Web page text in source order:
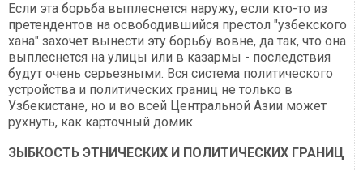
Если эта борьба выплеснется наружу, если кто-то из
претендентов на освободившийся престол "узбекского
хана" захочет вынести эту борьбу вовне, да так, что она
выплеснется на улицы или в казармы - последствия
будут очень серьезными. Вся система политического
устройства и политических границ не только в
Узбекистане, но и во всей Центральной Азии может
рухнуть, как карточный домик.
ЗЫБКОСТЬ ЭТНИЧЕСКИХ И ПОЛИТИЧЕСКИХ ГРАНИЦ